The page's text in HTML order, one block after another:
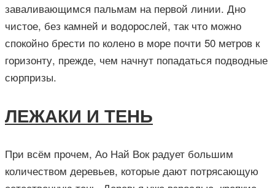
заваливающимся пальмам на первой линии. Дно
чистое, без камней и водорослей, так что можно
спокойно брести по колено в море почти 50 метров к
горизонту, прежде, чем начнут попадаться подводные
сюрпризы.
ЛЕЖАКИ И ТЕНЬ
При всём прочем, Ао Най Вок радует большим
количеством деревьев, которые дают потрясающую